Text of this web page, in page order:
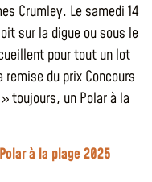
Crumley. Le samedi 14
sur la digue ou sous le
pour tout un lot
du prix Concours
toujours, un Polar à la
à la plage 2025